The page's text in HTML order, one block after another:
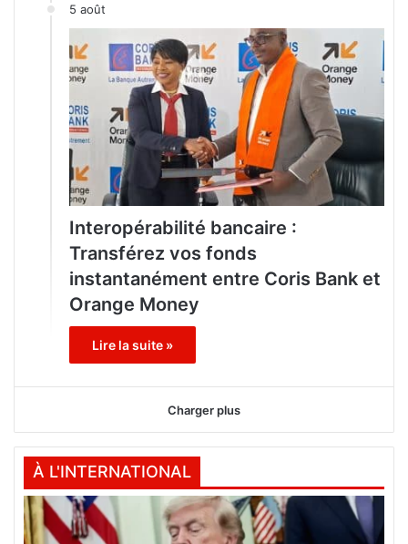
5 août
Interopérabilité bancaire :
Transférez vos fonds
instantanément entre Coris Bank et
Orange Money
Lire la suite »
Charger plus
À L'INTERNATIONAL